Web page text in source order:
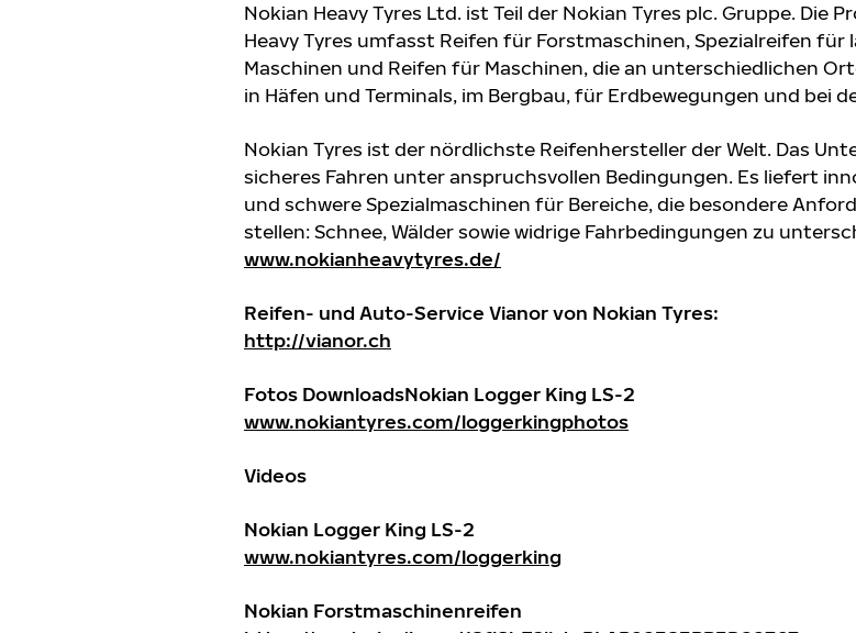
Nokian Heavy Tyres Ltd. ist Teil der Nokian Tyres plc. Gruppe. Die
Heavy Tyres umfasst Reifen für Forstmaschinen, Spezialreifen
Maschinen und Reifen für Maschinen, die an unterschiedlichen
in Häfen und Terminals, im Bergbau, für Erdbewegungen und bei
Nokian Tyres ist der nördlichste Reifenhersteller der Welt. Das
sicheres Fahren unter anspruchsvollen Bedingungen. Es liefert
und schwere Spezialmaschinen für Bereiche, die besondere
stellen: Schnee, Wälder sowie widrige Fahrbedingungen zu
www.nokianheavytyres.de/
Reifen- und Auto-Service Vianor von Nokian Tyres:
http://vianor.ch
Fotos DownloadsNokian Logger King LS-2
www.nokiantyres.com/loggerkingphotos
Videos
Nokian Logger King LS-2
www.nokiantyres.com/loggerking
Nokian Forstmaschinenreifen